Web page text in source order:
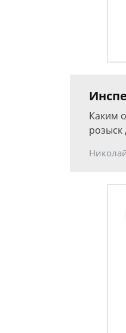
Каким